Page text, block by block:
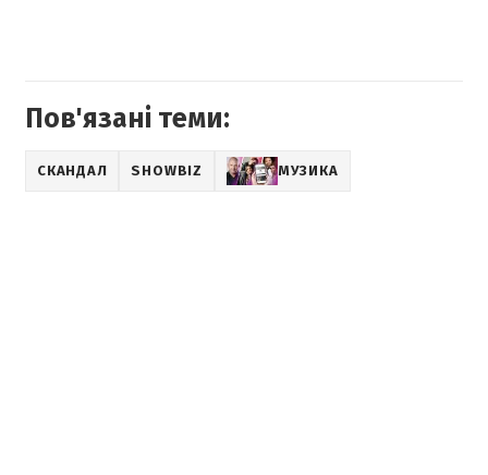
Пов'язані теми:
СКАНДАЛ SHOWBIZ МУЗИКА